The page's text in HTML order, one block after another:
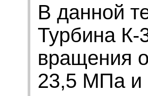
В данной
Турбина К-
вращения
23,5 МПа и